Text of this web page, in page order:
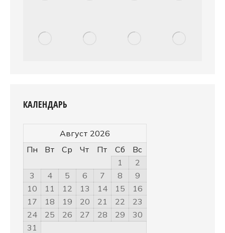
КАЛЕНДАРЬ
Август 2026
Пн
Вт Ср Чт Пт Сб
Вс
1
2
3
4 5 6 7 8
9
10
11 12 13 14 15
16
17
18 19 20 21 22
23
24
25 26 27 28 29
30
31